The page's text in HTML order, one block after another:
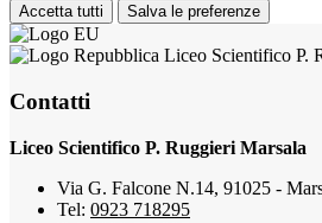
Accetta tutti Salva le preferenze
Liceo Scientifico P.
Contatti
Liceo Scientifico P. Ruggieri Marsala
Via G. Falcone N.14, 91025 -
Tel: 0923 718295